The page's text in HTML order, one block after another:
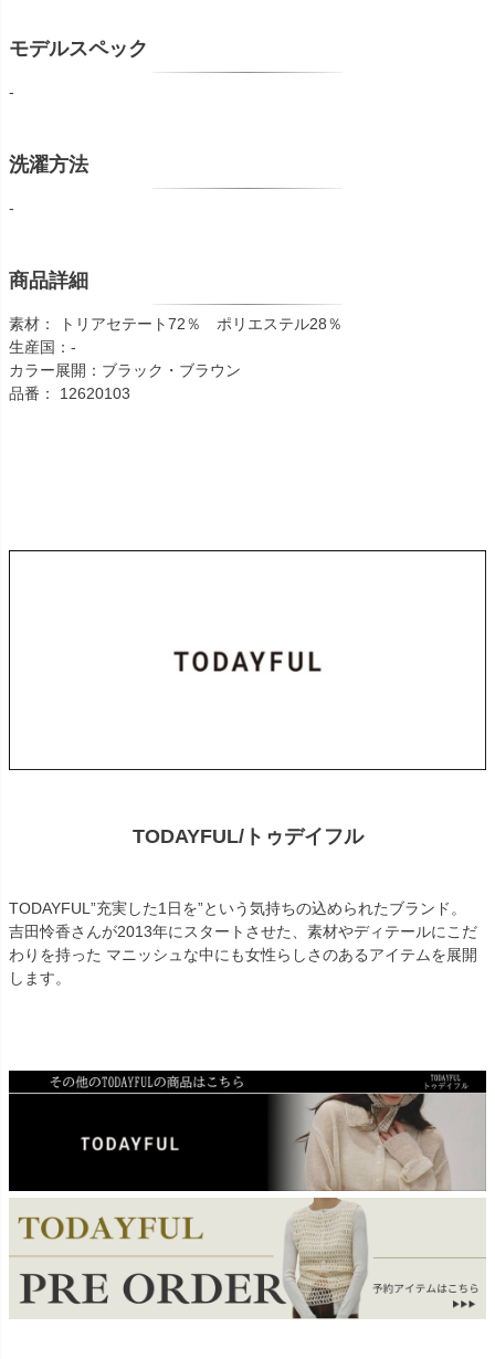
モデルスペック
-
洗濯方法
-
商品詳細
素材： トリアセテート72％ ポリエステル28％
生産国：-
カラー展開：ブラック・ブラウン
品番： 12620103
TODAYFUL/トゥデイフル
TODAYFUL”充実した1日を”という気持ちの込められたブランド。
吉田怜香さんが2013年にスタートさせた、素材やディテールにこだ
わりを持った マニッシュな中にも女性らしさのあるアイテムを展開
します。